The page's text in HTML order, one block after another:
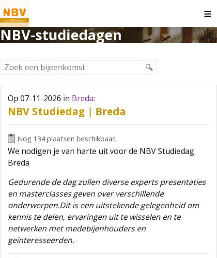
NBV-studiedagen
Op 07-11-2026 in Breda:
NBV Studiedag | Breda
Nog 134 plaatsen beschikbaar.
We nodigen je van harte uit voor de NBV Studiedag
Breda
Gedurende de dag zullen diverse experts presentaties
en masterclasses geven over verschillende
onderwerpen.Dit is een uitstekende gelegenheid om
kennis te delen, ervaringen uit te wisselen en te
netwerken met medebijenhouders en
geïnteresseerden.